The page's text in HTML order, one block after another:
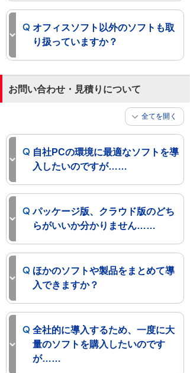
オフィスソフト以外のソフトも取
り扱っていますか？
お問い合わせ・見積りについて
全てを開く
自社PCの環境に最適なソフトを導
入したいのですが……
パッケージ版、クラウド版のどち
らがいいか分かりません……
ほかのソフトや製品をまとめて導
入できますか？
全社的に導入するため、一度に大
量のソフトを購入したいのです
が……